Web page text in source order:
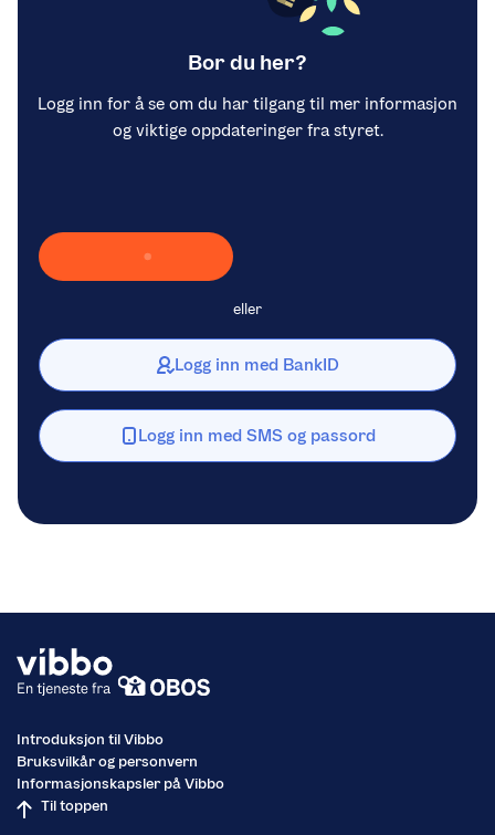
Bor du her?
Logg inn for å se om du har tilgang til mer informasjon
og viktige oppdateringer fra styret.
Laster inn Vipps …
eller
Logg inn med BankID
Logg inn med SMS og passord
Introduksjon til Vibbo
Bruksvilkår og personvern
Informasjonskapsler på Vibbo
Til toppen